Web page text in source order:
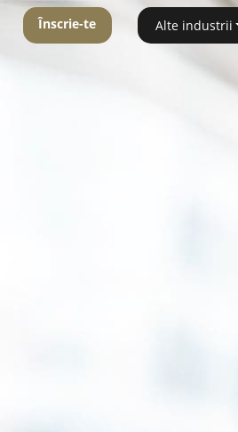
Înscrie-te Alte industrii